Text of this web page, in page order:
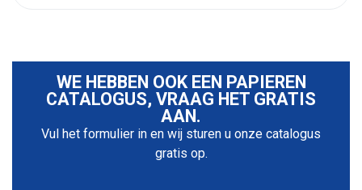
WE HEBBEN OOK EEN PAPIEREN
CATALOGUS, VRAAG HET GRATIS
AAN.
Vul het formulier in en wij sturen u onze catalogus
gratis op.